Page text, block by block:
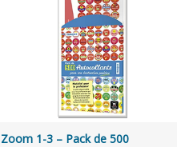
Zoom 1-3 – Pack de 500